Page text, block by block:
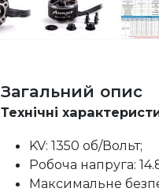
Загальний опис
Технічні
KV: 1350 об/Вольт;
Робоча напруга:
Максимальне